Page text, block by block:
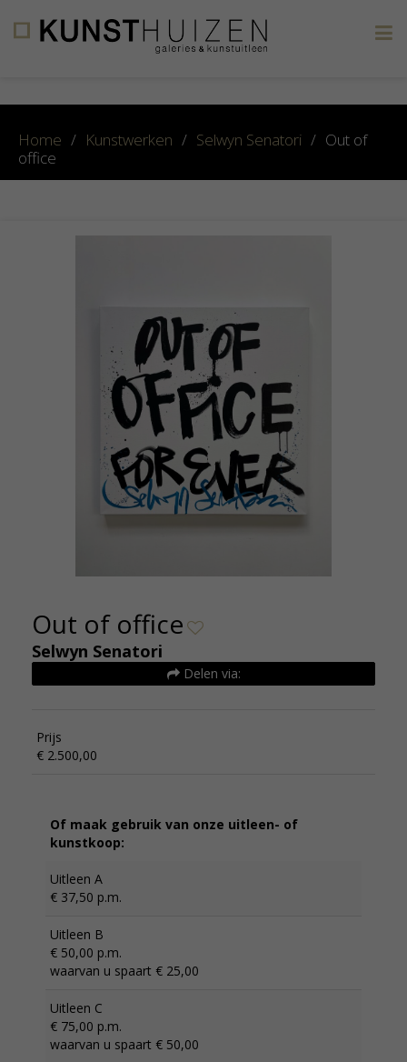
Home / Kunstwerken / Selwyn Senatori / Out of
office
Out of office
Selwyn Senatori
Delen via:
Prijs
€ 2.500,00
Of maak gebruik van onze uitleen- of
kunstkoop:
Uitleen A
€ 37,50 p.m.
Uitleen B
€ 50,00 p.m.
waarvan u spaart € 25,00
Uitleen C
€ 75,00 p.m.
waarvan u spaart € 50,00